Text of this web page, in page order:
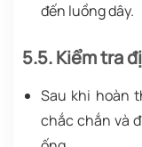
đến luồng dây.
5.5. Kiểm tra
Sau khi hoàn
chắc chắn và